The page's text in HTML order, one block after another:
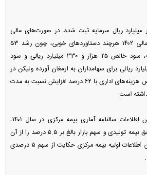
با ۷۵ هزار میلیارد ریال سرمایه ثبت شده، در صورت‌های مالی
یکساله منتهی به سال مالی ۱۴۰۲ هرچند دستاورد‌های خوبی، چون رشد ۵۳
درصدی درآمد حق بیمه، سود خالص ۲۵ هزار و ۳۳۰ میلیارد ریالی و سود
۷ هزار و ۹۶۳میلیارد ریالی برای سهامداران به ارمغان آورده ولیکن در
بخش هزینه‌ها به خصوص هزینه‌های اداری با ۶۲ درصد افزایش نسبت به مدت
است.
در فصلی دیگر، بر اساس اطلاعات سالنامه آماری بیمه مرکزی در سال ۱۴۰۱،
«بپاس» جایگاه چهارم حق بیمه تولیدی و سهم بازار بالغ بر ۵.۵ درصد را از آن
خود کرده است. همچنین اطلاعات اولیه بیمه مرکزی حکایت از سهم ۵ درصدی